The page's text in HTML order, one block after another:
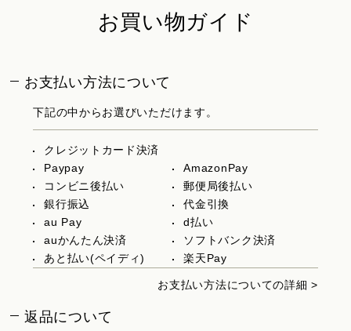
お買い物ガイド
お支払い方法について
下記の中からお選びいただけます。
クレジットカード決済
Paypay
AmazonPay
コンビニ後払い
郵便局後払い
銀行振込
代金引換
au Pay
d払い
auかんたん決済
ソフトバンク決済
あと払い(ペイディ)
楽天Pay
お支払い方法についての詳細 >
返品について